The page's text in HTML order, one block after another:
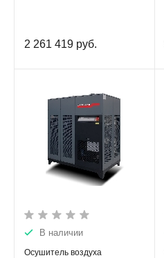
2 261 419 руб.
В наличии
Осушитель воздуха